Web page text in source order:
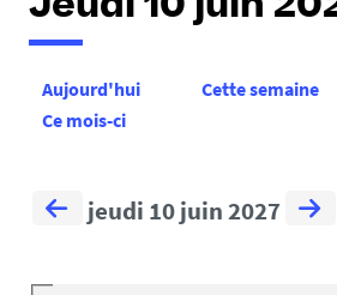
Jeudi 10 juin
Aujourd'hui
Cette semaine
Ce mois-ci
jeudi 10 juin 2027